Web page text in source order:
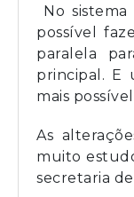
No
possível
paralela
principal. E
mais
As
muito
secretaria